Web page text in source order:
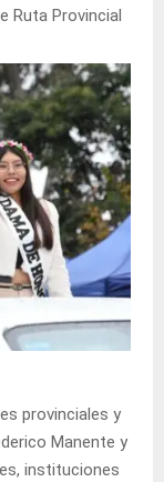
Ruta Provincial
provinciales y
Manente y
instituciones